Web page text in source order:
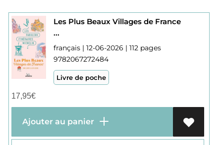
Les Plus Beaux Villages de France
...
français | 12-06-2026 | 112 pages
9782067272484
Livre de poche
17,95€
Ajouter au panier